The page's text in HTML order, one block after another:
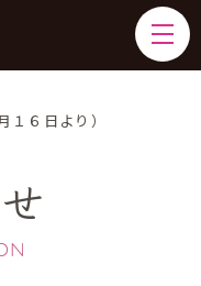
６日より）